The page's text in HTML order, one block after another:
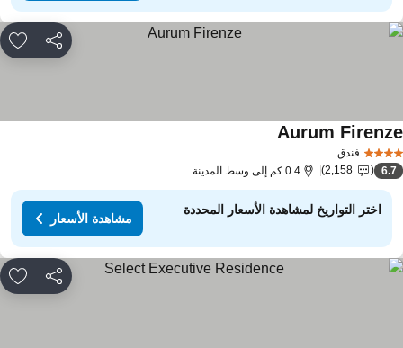
مشاركة
فندق
Aurum
6.7
2,158 0.4 كم إلى وسط المدينة
اختر التواريخ لمشاهدة الأسعار المحددة
مشاهدة الأسعار
مشاركة